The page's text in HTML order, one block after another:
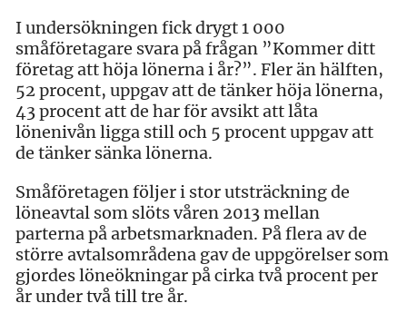
I undersökningen fick drygt 1 000
småföretagare svara på frågan ”Kommer ditt
företag att höja lönerna i år?”. Fler än hälften,
52 procent, uppgav att de tänker höja lönerna,
43 procent att de har för avsikt att låta
lönenivån ligga still och 5 procent uppgav att
de tänker sänka lönerna.
Småföretagen följer i stor utsträckning de
löneavtal som slöts våren 2013 mellan
parterna på arbetsmarknaden. På flera av de
större avtalsområdena gav de uppgörelser som
gjordes löneökningar på cirka två procent per
år under två till tre år.